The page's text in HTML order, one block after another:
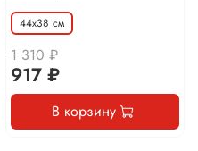
44х38 см
1 310 ₽
917 ₽
В корзину